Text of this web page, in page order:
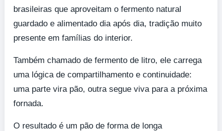
brasileiras que aproveitam o fermento natural
guardado e alimentado dia após dia, tradição muito
presente em famílias do interior.
Também chamado de fermento de litro, ele carrega
uma lógica de compartilhamento e continuidade:
uma parte vira pão, outra segue viva para a próxima
fornada.
O resultado é um pão de forma de longa